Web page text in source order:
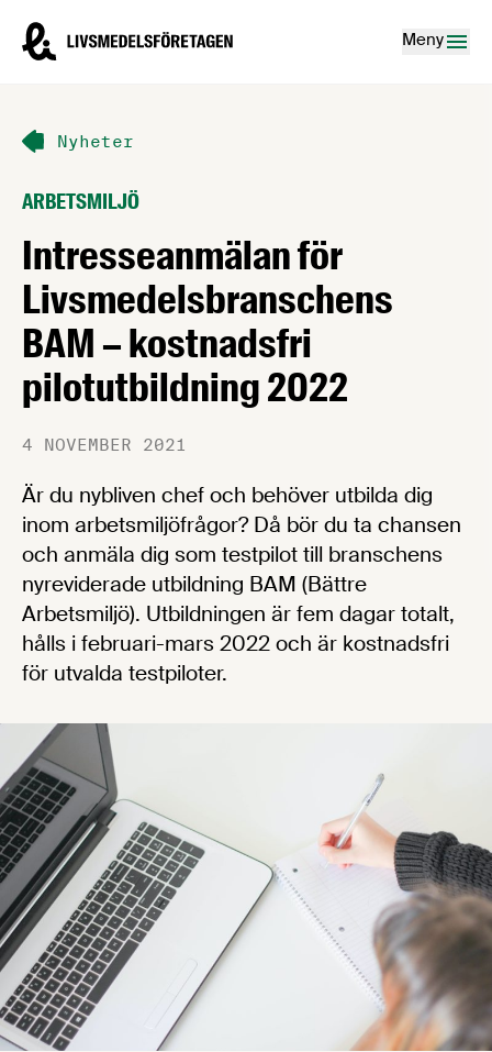
Livsmedelsföretagen – till startsidan
Meny
Nyheter
ARBETSMILJÖ
Intresseanmälan för
Livsmedelsbranschens
BAM – kostnadsfri
pilotutbildning 2022
4 NOVEMBER 2021
Är du nybliven chef och behöver utbilda dig
inom arbetsmiljöfrågor? Då bör du ta chansen
och anmäla dig som testpilot till branschens
nyreviderade utbildning BAM (Bättre
Arbetsmiljö). Utbildningen är fem dagar totalt,
hålls i februari-mars 2022 och är kostnadsfri
för utvalda testpiloter.